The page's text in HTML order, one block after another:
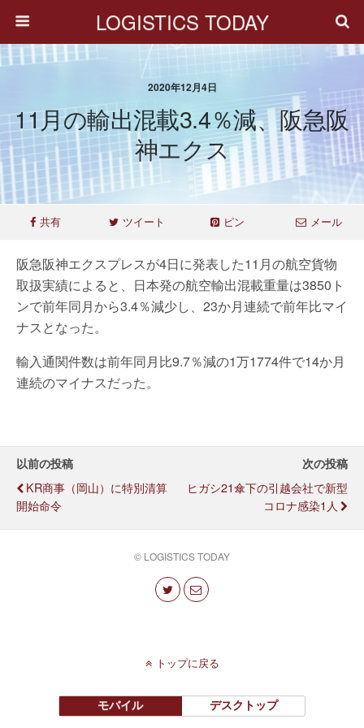
LOGISTICS TODAY
2020年12月4日
11月の輸出混載3.4％減、阪急阪
神エクス
共有 ツイート ピン メール
阪急阪神エクスプレスが4日に発表した11月の航空貨物
取扱実績によると、日本発の航空輸出混載重量は3850ト
ンで前年同月から3.4％減少し、23か月連続で前年比マイ
ナスとなった。
輸入通関件数は前年同月比9.7％減の1万1774件で14か月
連続のマイナスだった。
以前の投稿
KR商事（岡山）に特別清算
開始命令
次の投稿
ヒガシ21傘下の引越会社で新型
コロナ感染1人
© LOGISTICS TODAY
トップに戻る
モバイル デスクトップ